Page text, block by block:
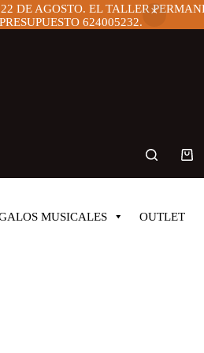
DE AGOSTO. EL TALLER
624005232.
Carro
MUSICALES OUTLET